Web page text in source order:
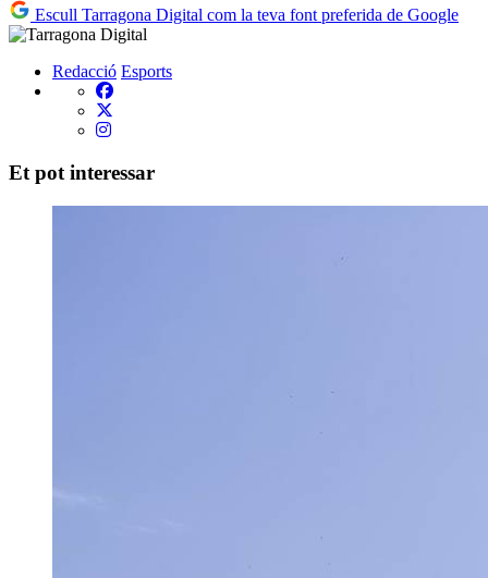
Escull Tarragona Digital com la teva font preferida de Google
Redacció Esports
Et pot interessar